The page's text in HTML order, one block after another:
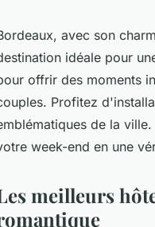
avec son
idéale pour
offrir des moments
Profitez
de la
week-end en une
meilleurs